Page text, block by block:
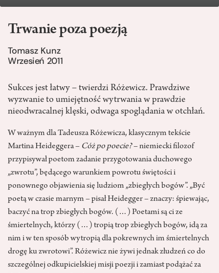
Trwanie poza poezją
Tomasz Kunz
Wrzesień 2011
Sukces jest łatwy – twierdzi Różewicz. Prawdziwe
wyzwanie to umiejętność wytrwania w prawdzie
nieodwracalnej klęski, odwaga spoglądania w otchłań.
W ważnym dla Tadeusza Różewicza, klasycznym tekście
Martina Heideggera – Cóż po poecie?– niemiecki filozof
przypisywał poetom zadanie przygotowania duchowego
„zwrotu”, będącego warunkiem powrotu świętości i
ponownego objawienia się ludziom „zbiegłych bogów”. „Być
poetą w czasie marnym – pisał Heidegger – znaczy: śpiewając,
baczyć na trop zbiegłych bogów. (…) Poetami są ci ze
śmiertelnych, którzy (…) tropią trop zbiegłych bogów, idą za
nim i w ten sposób wytropią dla pokrewnych im śmiertelnych
drogę ku zwrotowi”. Różewicz nie żywi jednak złudzeń co do
szczególnej odkupicielskiej misji poezji i zamiast podążać za